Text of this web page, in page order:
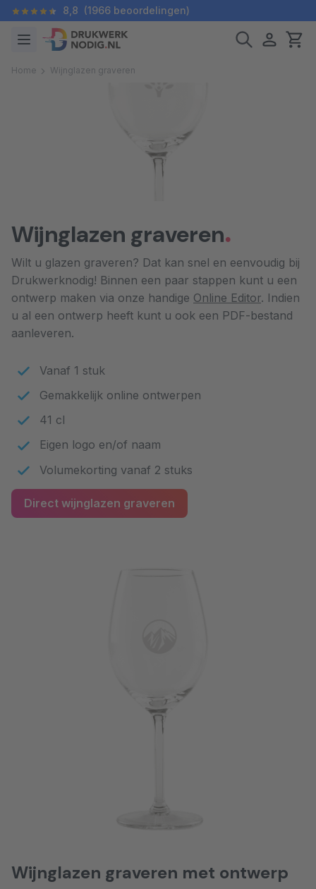
8,8 (1966 beoordelingen)
Home Wijnglazen graveren
Wijnglazen graveren
Wilt u glazen graveren? Dat kan snel en eenvoudig bij
Drukwerknodig! Binnen een paar stappen kunt u een
ontwerp maken via onze handige Online Editor. Indien
u al een ontwerp heeft kunt u ook een PDF-bestand
aanleveren.
Vanaf 1 stuk
Gemakkelijk online ontwerpen
41 cl
Eigen logo en/of naam
Volumekorting vanaf 2 stuks
Direct wijnglazen graveren
Wijnglazen graveren met ontwerp